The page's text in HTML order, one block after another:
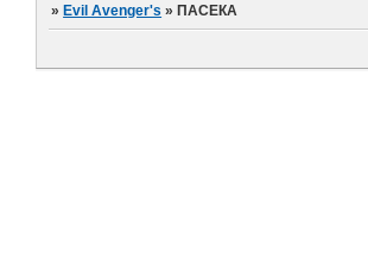
»Evil Avenger's »ПАСЕКА